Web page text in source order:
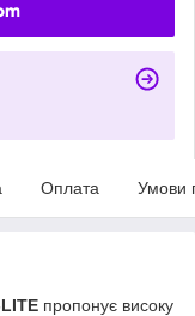
Оплата Умови
пропонує високу